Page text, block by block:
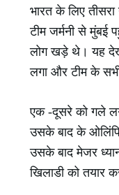
भारत के लिए
टीम जर्मनी से मुंबई
लोग खड़े थे। यह
लगा और टीम के
एक -दूसरे को गले
उसके बाद के
उसके बाद मेजर
खिलाडी को तयार